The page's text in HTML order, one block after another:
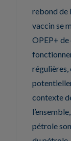
rebond de
vaccin se
OPEP+
contexte
pétrole